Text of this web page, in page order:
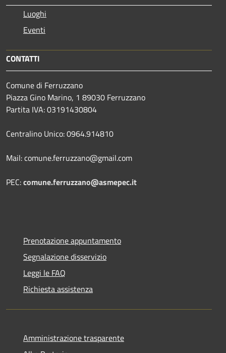
Luoghi
Eventi
CONTATTI
Comune di Ferruzzano
Piazza Gino Marino, 1 89030 Ferruzzano
Partita IVA: 03191430804
Centralino Unico: 0964.914810
Mail: comune.ferruzzano@gmail.com
PEC:comune.ferruzzano@asmepec.it
Prenotazione appuntamento
Segnalazione disservizio
Leggi le FAQ
Richiesta assistenza
Amministrazione trasparente